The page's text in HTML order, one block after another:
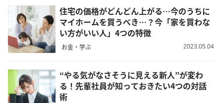
住宅の価格がどんどん上がる…今のうちに
マイホームを買うべき…？今「家を買わな
い方がいい人」4つの特徴
お金・学ぶ 2023.05.04
“やる気がなさそうに見える新人”が変わ
る！先輩社員が知っておきたい4つの対話
術